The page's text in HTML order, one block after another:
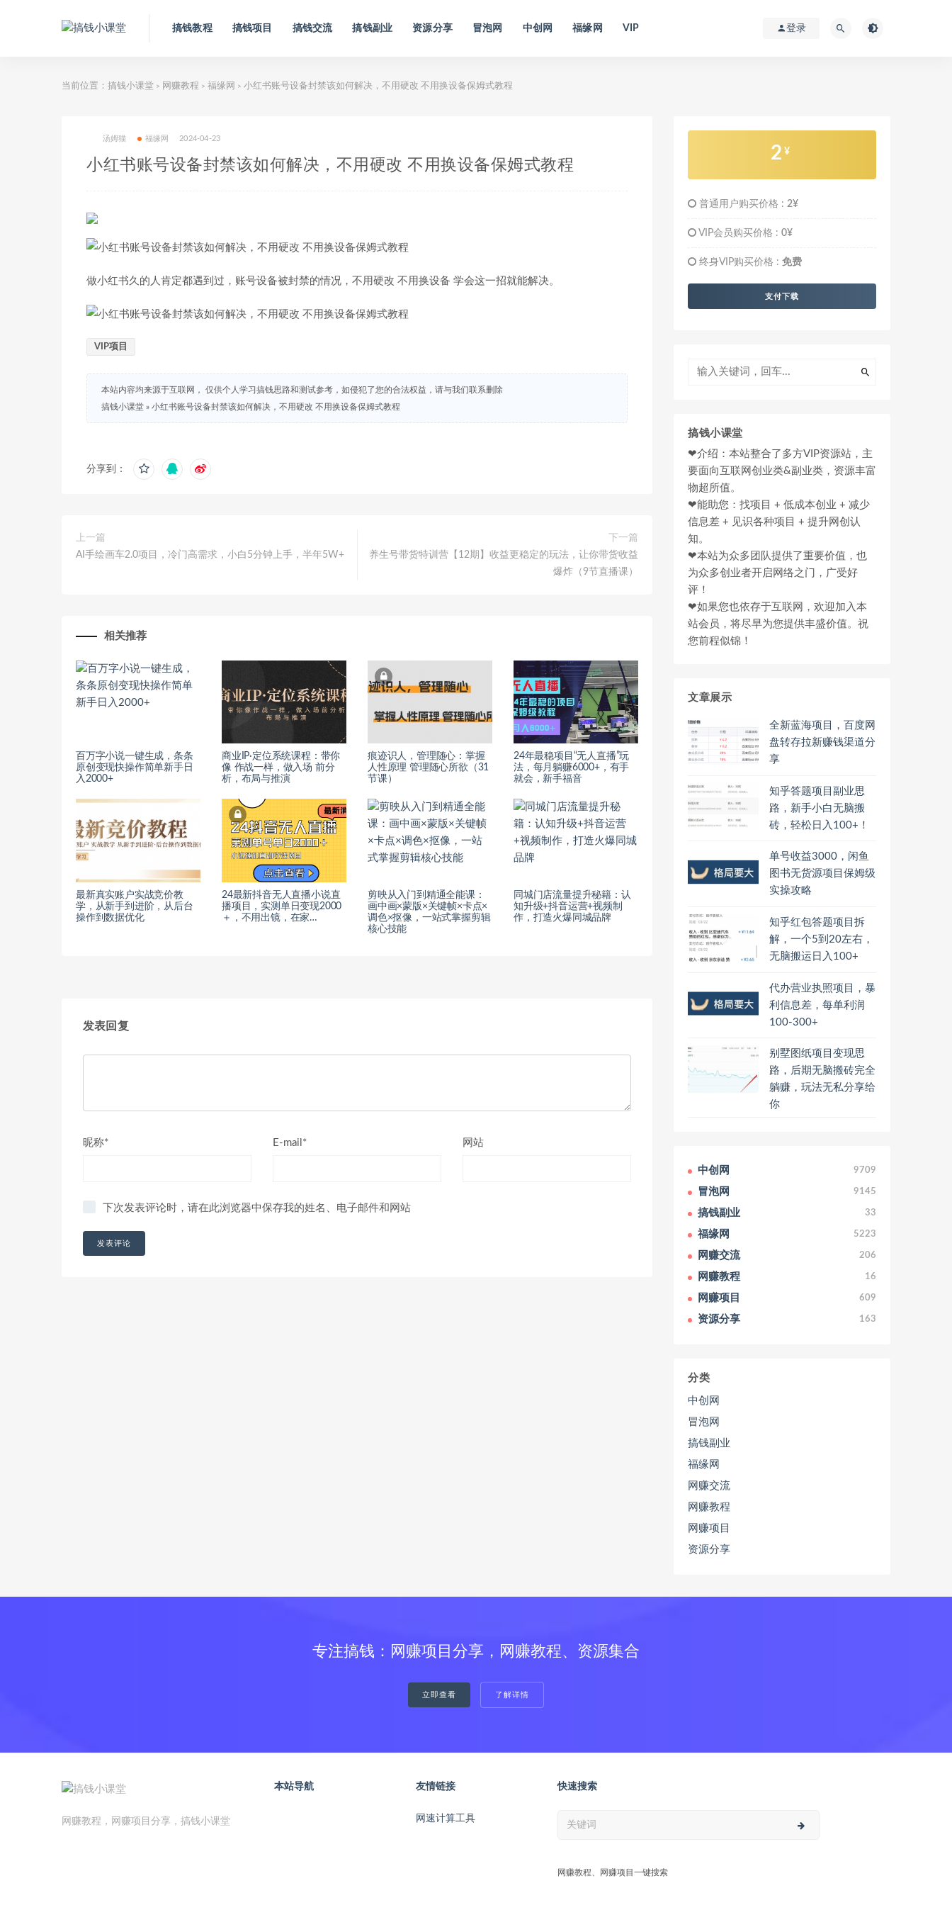
搞钱教程 搞钱项目 搞钱交流 搞钱副业 资源分享 冒泡网 中创网 福缘网 VIP 登录
当前位置： 搞钱小课堂 > 网赚教程 > 福缘网 > 小红书账号设备封禁该如何解决，不用硬改 不用换设备保姆式教程
汤姆猫 福缘网 2024-04-23
小红书账号设备封禁该如何解决，不用硬改 不用换设备保姆式教程
做小红书久的人肯定都遇到过，账号设备被封禁的情况，不用硬改 不用换设备 学会这一招就能解决。
VIP项目
本站内容均来源于互联网， 仅供个人学习搞钱思路和测试参考，如侵犯了您的合法权益，请与我们联系删除
搞钱小课堂 » 小红书账号设备封禁该如何解决，不用硬改 不用换设备保姆式教程
分享到：
上一篇
AI手绘画车2.0项目，冷门高需求，小白5分钟上手，半年5W+
下一篇
养生号带货特训营【12期】收益更稳定的玩法，让你带货收益
爆炸（9节直播课）
相关推荐
百万字小说一键生成，条条
原创变现快操作简单新手日
入2000+
商业IP·定位系统课程：带你
像 作战一样，做入场 前分
析，布局与推演
痕迹识人，管理随心：掌握
人性原理 管理随心所欲（31
节课）
24年最稳项目“无人直播”玩
法，每月躺赚6000+，有手
就会，新手福音
最新真实账户实战竞价教
学，从新手到进阶，从后台
操作到数据优化
24最新抖音无人直播小说直
播项目，实测单日变现2000
＋，不用出镜，在家…
剪映从入门到精通全能课：
画中画×蒙版×关键帧×卡点×
调色×抠像，一站式掌握剪辑
核心技能
同城门店流量提升秘籍：认
知升级+抖音运营+视频制
作，打造火爆同城品牌
发表回复
昵称* E-mail* 网站
下次发表评论时，请在此浏览器中保存我的姓名、电子邮件和网站
2 ¥
普通用户购买价格 : 2¥
VIP会员购买价格 : 0¥
终身VIP购买价格 : 免费
支付下载
搞钱小课堂
❤介绍：本站整合了多方VIP资源站，主
要面向互联网创业类&副业类，资源丰富
物超所值。
❤能助您：找项目 + 低成本创业 + 减少
信息差 + 见识各种项目 + 提升网创认
知。
❤本站为众多团队提供了重要价值，也
为众多创业者开启网络之门，广受好
评！
❤如果您也依存于互联网，欢迎加入本
站会员，将尽早为您提供丰盛价值。祝
您前程似锦！
文章展示
全新蓝海项目，百度网
盘转存拉新赚钱渠道分
享
知乎答题项目副业思
路，新手小白无脑搬
砖，轻松日入100+！
单号收益3000，闲鱼
图书无货源项目保姆级
实操攻略
知乎红包答题项目拆
解，一个5到20左右，
无脑搬运日入100+
代办营业执照项目，暴
利信息差，每单利润
100-300+
别墅图纸项目变现思
路，后期无脑搬砖完全
躺赚，玩法无私分享给
你
中创网 9709
冒泡网 9145
搞钱副业 33
福缘网 5223
网赚交流 206
网赚教程 16
网赚项目 609
资源分享 163
分类
中创网
冒泡网
搞钱副业
福缘网
网赚交流
网赚教程
网赚项目
资源分享
专注搞钱：网赚项目分享，网赚教程、资源集合
立即查看 了解详情
网赚教程，网赚项目分享，搞钱小课堂
本站导航 友情链接
网速计算工具
快速搜索
网赚教程、网赚项目一键搜索